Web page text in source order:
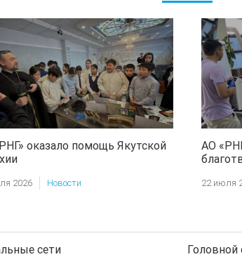
оказало помощь Якутской
2026 Новости
АО
22 июля
сети Головной